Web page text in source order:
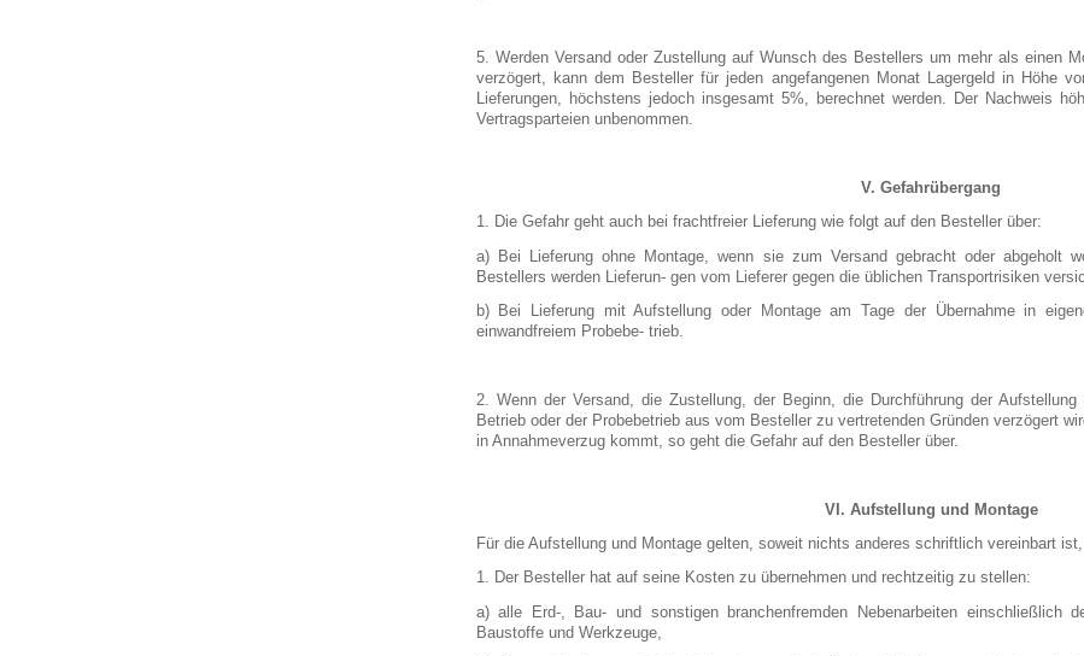
5. Werden Versand oder Zustellung auf Wunsch des Bestellers um mehr als einen
verzögert, kann dem Besteller für jeden angefangenen Monat Lagergeld in Höhe
Lieferungen, höchstens jedoch insgesamt 5%, berechnet werden. Der Nachweis
Vertragsparteien unbenommen.
V. Gefahrübergang
1. Die Gefahr geht auch bei frachtfreier Lieferung wie folgt auf den Besteller über:
a) Bei Lieferung ohne Montage, wenn sie zum Versand gebracht oder abgeholt
Bestellers werden Lieferun- gen vom Lieferer gegen die üblichen Transportrisiken
b) Bei Lieferung mit Aufstellung oder Montage am Tage der Übernahme in
einwandfreiem Probebe- trieb.
2. Wenn der Versand, die Zustellung, der Beginn, die Durchführung der
Betrieb oder der Probebetrieb aus vom Besteller zu vertretenden Gründen verzögert
in Annahmeverzug kommt, so geht die Gefahr auf den Besteller über.
VI. Aufstellung und Montage
Für die Aufstellung und Montage gelten, soweit nichts anderes schriftlich vereinbart
1. Der Besteller hat auf seine Kosten zu übernehmen und rechtzeitig zu stellen:
a) alle Erd-, Bau- und sonstigen branchenfremden Nebenarbeiten einschließlich
Baustoffe und Werkzeuge,